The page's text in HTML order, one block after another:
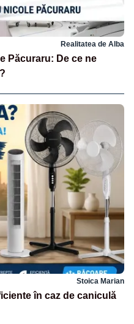
Realitatea de Alba
Păcuraru: De ce ne
Stoica Marian
în caz de caniculă